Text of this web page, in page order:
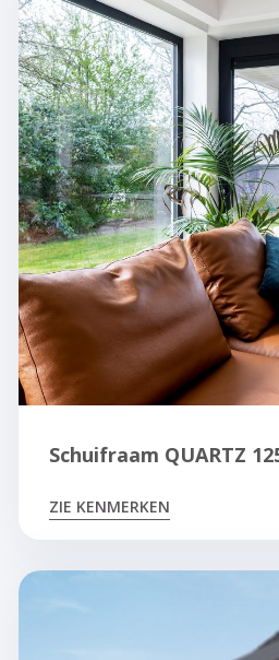
Schuifraam QUARTZ
ZIE KENMERKEN